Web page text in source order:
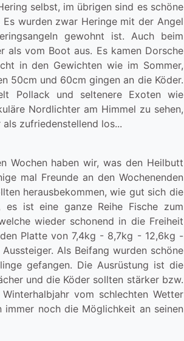
selbst, im übrigen sind es schöne
wurden zwar Heringe mit der Angel
gewohnt ist. Auch beim
als vom Boot aus. Es kamen Dorsche
in den Gewichten wie im Sommer,
50cm und 60cm gingen an die Köder.
Pollack und seltenere Exoten wie
Nordlichter am Himmel zu sehen,
zufriedenstellend los...
Wochen haben wir, was den Heilbutt
mal Freunde an den Wochenenden
herausbekommen, wie gut sich die
es ist eine ganze Reihe Fische zum
wieder schonend in die Freiheit
Platte von 7,4kg - 8,7kg - 12,6kg -
Als Beifang wurden schöne
gefangen. Die Ausrüstung ist die
und die Köder sollten stärker bzw.
vom schlechten Wetter
noch die Möglichkeit an seinen